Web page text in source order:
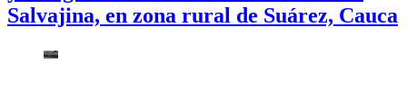
Salvajina, en zona rural de Suárez, Cauca